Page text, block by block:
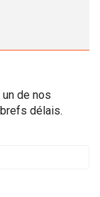
de nos
délais.